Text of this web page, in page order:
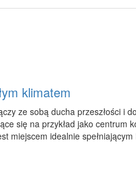
klimatem
ze sobą ducha przeszłości i
się na przykład jako centrum
miejscem idealnie